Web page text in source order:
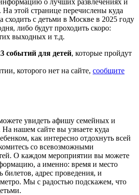
этой странице перечислены куда
сходить с детьми в Москве в 2025 году
либо будут проходить скоро:
выходных и т.д.
событий для детей, которые пройдут
которого нет на сайте, сообщите
увидеть афишу семейных и
нашем сайте вы узнаете куда
как интересно отдохнуть всей
со всевозможными
О каждом мероприятии вы можете
а именно: время и место
билетов, адрес проведения, и
Мы с радостью подскажем, что